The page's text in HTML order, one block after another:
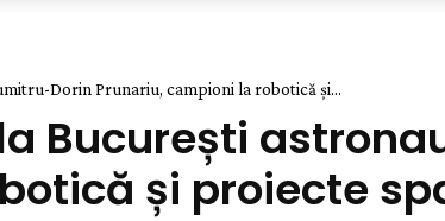
Dorin Prunariu, campioni la robotică și...
la București
și proiecte